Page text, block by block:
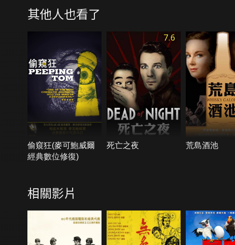
其他人也看了
偷窺狂(麥可鮑威爾
經典數位修復)
7.6
死亡之夜 荒島酒池
相關影片
5.9